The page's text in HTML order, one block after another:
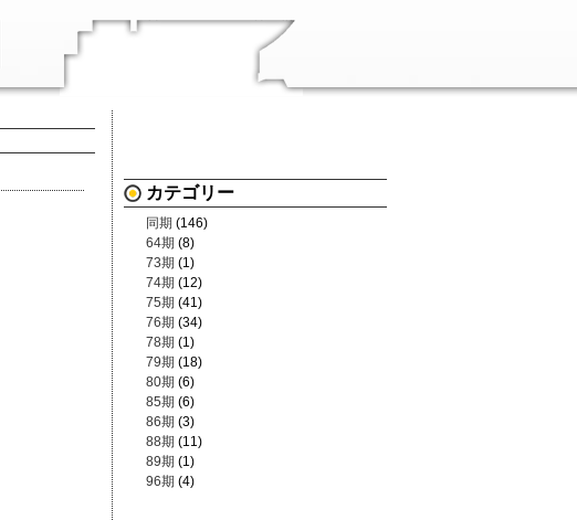
カテゴリー
同期 (146)
64期 (8)
73期 (1)
74期 (12)
75期 (41)
76期 (34)
78期 (1)
79期 (18)
80期 (6)
85期 (6)
86期 (3)
88期 (11)
89期 (1)
96期 (4)